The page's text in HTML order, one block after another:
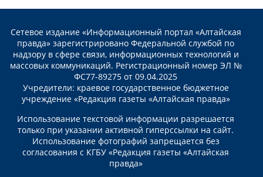
Сетевое издание «Информационный портал «Алтайская
правда» зарегистрировано Федеральной службой по
надзору в сфере связи, информационных технологий и
массовых коммуникаций. Регистрационный номер ЭЛ №
ФС77-89275 от 09.04.2025
Учредители: краевое государственное бюджетное
учреждение «Редакция газеты «Алтайская правда»
Использование текстовой информации разрешается
только при указании активной гиперссылки на сайт.
Использование фотографий запрещается без
согласования с КГБУ «Редакция газеты «Алтайская
правда»